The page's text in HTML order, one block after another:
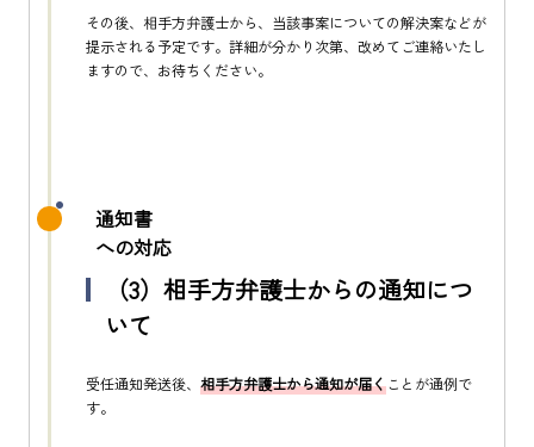
その後、相手方弁護士から、当該事案についての解決案などが
提示される予定です。詳細が分かり次第、改めてご連絡いたし
ますので、お待ちください。
通知書
への対応
（3）相手方弁護士からの通知につ
いて
受任通知発送後、 相手方弁護士から通知が届くことが通例で
す。